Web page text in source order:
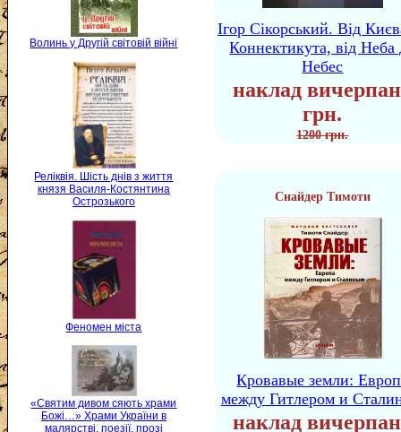
Волинь у Другій світовій війні
Реліквія. Шість днів з життя
князя Василя-Костянтина
Острозького
Феномен міста
«Святим дивом сяють храми
Божі…» Храми України в
малярстві, поезії, прозі
Ігор Сікорський. Від
Коннектикута, від Неба
Небес
наклад
грн.
1200 грн.
Снайдер Тимоти
Кровавые земли:
между Гитлером и
наклад